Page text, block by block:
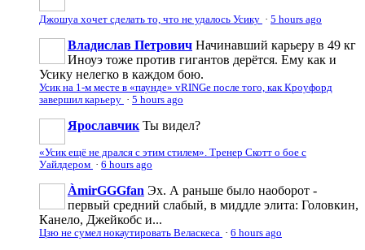
Джошуа хочет сделать то, что не удалось Усику · 5 hours ago
Владислав Петрович Начинавший карьеру в 49 кг
Иноуэ тоже против гигантов дерётся. Ему как и
Усику нелегко в каждом бою.
Усик на 1-м месте в «паунде» vRINGe после того, как Кроуфорд
завершил карьеру · 5 hours ago
Ярославчик Ты видел?
«Усик ещё не дрался с этим стилем». Тренер Скотт о бое с
Уайлдером · 6 hours ago
ÀmirGGGfan Эх. А раньше было наоборот -
первый средний слабый, в миддле элита: Головкин,
Канело, Джейкобс и...
Цзю не сумел нокаутировать Веласкеса · 6 hours ago